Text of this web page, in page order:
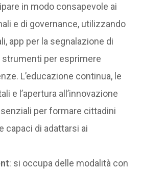
in modo consapevole ai
e di governance, utilizzando
app per la segnalazione di
strumenti per esprimere
L’educazione continua, le
e l’apertura all’innovazione
per formare cittadini
capaci di adattarsi ai
: si occupa delle modalità con